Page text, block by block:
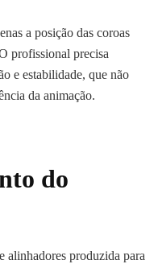
a posição das coroas
profissional precisa
e estabilidade, que não
da animação.
do
alinhadores produzida para